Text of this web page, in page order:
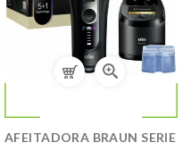
AFEITADORA BRAUN SERIE